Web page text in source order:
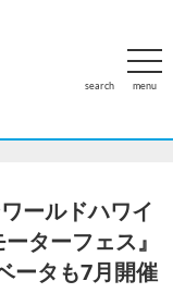
menu
search
ールドハワイ
ターフェス』
ータも7月開催